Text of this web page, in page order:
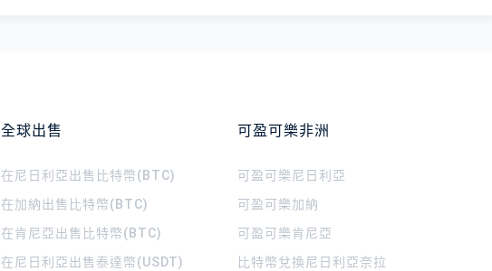
全球出售
在尼日利亞出售比特幣(BTC)
在加納出售比特幣(BTC)
在肯尼亞出售比特幣(BTC)
在尼日利亞出售泰達幣(USDT)
可盈可樂非洲
可盈可樂 尼日利亞
可盈可樂加納
可盈可樂肯尼亞
比特幣兌換尼日利亞奈拉